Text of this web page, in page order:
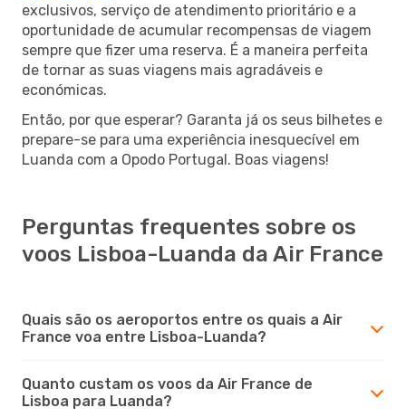
exclusivos, serviço de atendimento prioritário e a
oportunidade de acumular recompensas de viagem
sempre que fizer uma reserva. É a maneira perfeita
de tornar as suas viagens mais agradáveis e
económicas.
Então, por que esperar? Garanta já os seus bilhetes e
prepare-se para uma experiência inesquecível em
Luanda com a Opodo Portugal. Boas viagens!
Perguntas frequentes sobre os
voos Lisboa-Luanda da Air France
Quais são os aeroportos entre os quais a Air
France voa entre Lisboa-Luanda?
Quanto custam os voos da Air France de
Lisboa para Luanda?